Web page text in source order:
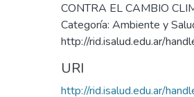
CONTRA EL CAMBIO
Categoría: Ambiente y
http://rid.isalud.edu.ar/
URI
http://rid.isalud.edu.ar/